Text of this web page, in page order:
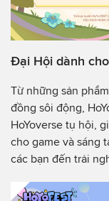
Đại Hội dành
Từ những sản
đồng sôi động,
HoYoverse tụ hội,
cho game và sáng
các bạn đến trải